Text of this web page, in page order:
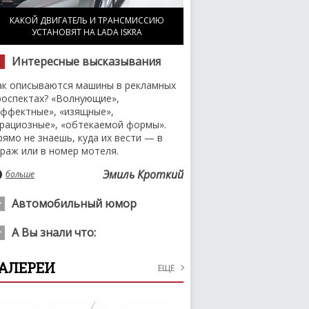
КАКОЙ ДВИГАТЕЛЬ И ТРАНСМИССИЮ
УСТАНОВЯТ НА LADA ISKRA
Интересные высказывания
описываются машины в рекламных
«Волнующие»,
«изящные»,
«обтекаемой формы».
не знаешь, куда их вести — в
или в номер мотеля.
Эмиль Кроткий
больше
Автомобильный юмор
автомобилях есть три
двери: открыто, закрыто и
больше
А Вы знали что:
автомобилем в нетрезвом
карается по закону, но только не в
ЕЩЕ